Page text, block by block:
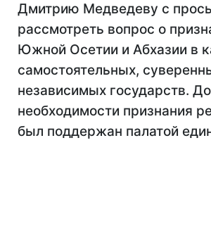
Дмитрию Медведеву с
рассмотреть вопрос о
Южной Осетии и Абхазии в
самостоятельных,
независимых государств.
необходимости признания
был поддержан палатой